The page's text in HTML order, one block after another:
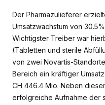
Der Pharmazulieferer
Umsatzwachstum von
Wichtigster Treiber war
(Tabletten und sterile
von zwei Novartis-
Bereich ein kräftiger
CH 446.4 Mio. Neben
erfolgreiche Aufnahme der